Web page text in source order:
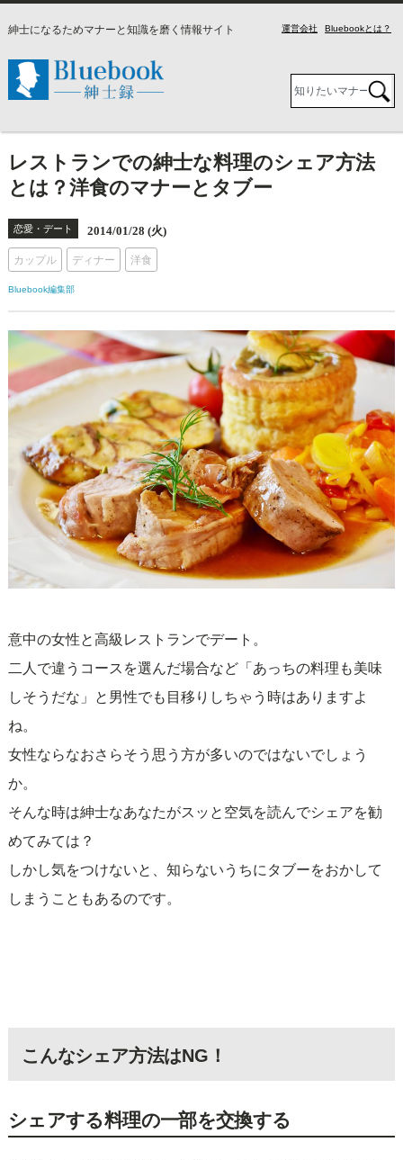
紳士になるためマナーと知識を磨く情報サイト Bluebookとは？
運営会社
レストランでの紳士な料理のシェア方法
とは？洋食のマナーとタブー
恋愛・デート 2014/01/28 (火)
カップル ディナー 洋食
Bluebook編集部
意中の女性と高級レストランでデート。
二人で違うコースを選んだ場合など「あっちの料理も美味
しそうだな」と男性でも目移りしちゃう時はありますよ
ね。
女性ならなおさらそう思う方が多いのではないでしょう
か。
そんな時は紳士なあなたがスッと空気を読んでシェアを勧
めてみては？
しかし気をつけないと、知らないうちにタブーをおかして
しまうこともあるのです。
こんなシェア方法はNG！
シェアする料理の一部を交換する